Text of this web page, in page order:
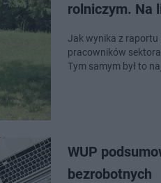
rolniczym. Na
Jak wynika z raportu
pracowników
Tym samym był to
WUP
bezrobotnych